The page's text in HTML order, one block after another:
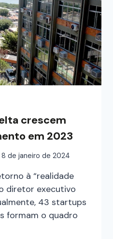
crescem
em 2023
8 de janeiro de 2024
à “realidade
diretor executivo
43 startups
formam o quadro